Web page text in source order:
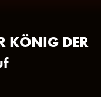
KÖNIG DER